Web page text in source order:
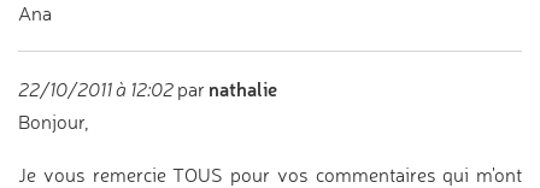
Ana
22/10/2011 à 12:02 par nathalie
Bonjour,
Je vous remercie TOUS pour vos commentaires qui m'ont